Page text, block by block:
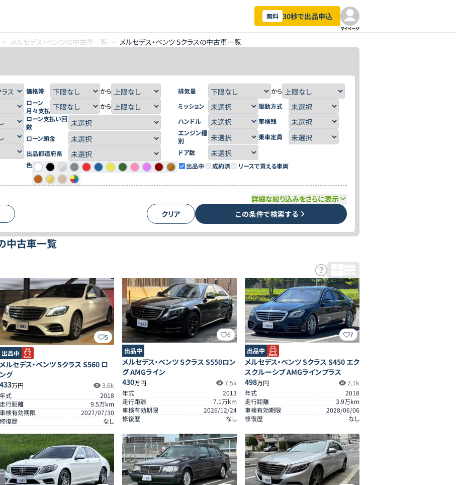
無料 30秒で出品申込
マイページ
> メルセデス・ベンツの中古車一覧 > メルセデス・ベンツ Sクラスの中古車一覧
価格帯
から
ローン
月々支払
から
ローン支払い回
数
ローン頭金
出品都道府県
色
排気量
から
ミッション
駆動方式
ハンドル
車検残
エンジン種
別
乗車定員
ドア数
出品中
成約済 リースで買える車両
詳細な絞り込みをさらに表示
クリア この条件で検索する
中古車一覧
5
出品中
メルセデス・ベンツ Sクラス S560 ロ
ング
433万円
3.6k
年式
2018
走行距離
9.5万km
車検有効期限
2027/07/30
修復歴
なし
6
出品中
メルセデス・ベンツ Sクラス S550ロン
グ AMGライン
430万円
7.5k
年式
2013
走行距離
7.1万km
車検有効期限
2026/12/24
修復歴
なし
7
出品中
メルセデス・ベンツ Sクラス S450 エク
スクルーシブ AMGラインプラス
498万円
2.1k
年式
2018
走行距離
3.9万km
車検有効期限
2028/06/06
修復歴
なし